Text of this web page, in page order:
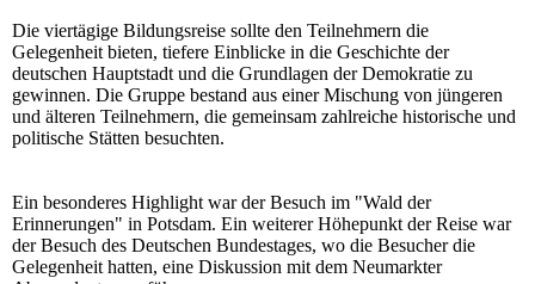
Die viertägige Bildungsreise sollte den Teilnehmern die
Gelegenheit bieten, tiefere Einblicke in die Geschichte der
deutschen Hauptstadt und die Grundlagen der Demokratie zu
gewinnen. Die Gruppe bestand aus einer Mischung von jüngeren
und älteren Teilnehmern, die gemeinsam zahlreiche historische und
politische Stätten besuchten.
Ein besonderes Highlight war der Besuch im "Wald der
Erinnerungen" in Potsdam. Ein weiterer Höhepunkt der Reise war
der Besuch des Deutschen Bundestages, wo die Besucher die
Gelegenheit hatten, eine Diskussion mit dem Neumarkter